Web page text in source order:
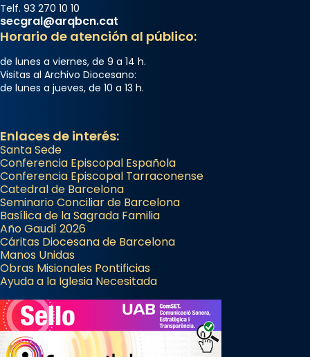
Telf. 93 270 10 10
secgral@arqbcn.cat
Horario de atención al público:
de lunes a viernes, de 9 a 14 h.
Visitas al Archivo Diocesano:
de lunes a jueves, de 10 a 13 h.
Enlaces de interés:
Santa Sede
Conferencia Episcopal Española
Conferencia Episcopal Tarraconense
Catedral de Barcelona
Seminario Conciliar de Barcelona
Basílica de la Sagrada Familia
Año Gaudí 2026
Cáritas Diocesana de Barcelona
Manos Unidas
Obras Misionales Pontificias
Ayuda a la Iglesia Necesitada